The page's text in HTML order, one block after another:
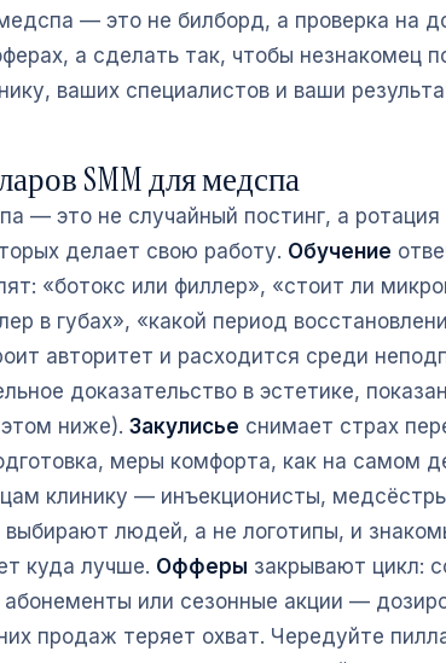
— это не билборд, а проверка на
а сделать так, чтобы незнакомец
ваших специалистов и ваши
SMM для медспа
— это не случайный постинг, а ротация
делает свою работу. Обучение
«ботокс или филлер», «стоит ли
в губах», «какой период
авторитет и расходится среди
доказательство в эстетике,
ниже). Закулисье снимает страх
меры комфорта, как на самом
клинику — инъекционисты,
людей, а не логотипы, и
куда лучше. Офферы закрывают цикл:
абонементы или сезонные акции —
продаж теряет охват. Чередуйте